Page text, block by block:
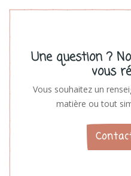
Une question ?
vous
Vous souhaitez un
matière ou tout